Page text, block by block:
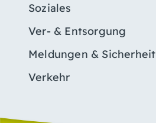
Soziales
Ver- & Entsorgung
Meldungen & Sicherheit
Verkehr